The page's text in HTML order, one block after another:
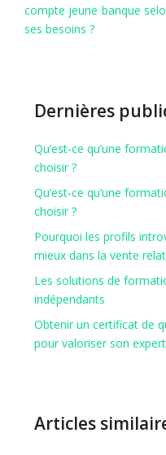
compte jeune banque
ses besoins ?
Dernières
Qu’est-ce qu’une
choisir ?
Qu’est-ce qu’une
choisir ?
Pourquoi les profils
mieux dans la vente
Les solutions de
indépendants
Obtenir un certificat de
pour valoriser son
Articles